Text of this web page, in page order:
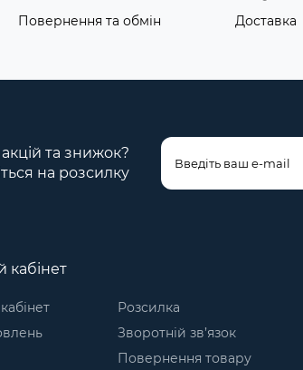
Повернення та обмін Доставка
та знижок?
на розсилку
кабінет
Розсилка
Зворотній зв’язок
Повернення товару